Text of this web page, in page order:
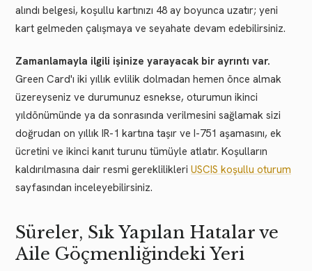
alındı belgesi, koşullu kartınızı 48 ay boyunca uzatır; yeni
kart gelmeden çalışmaya ve seyahate devam edebilirsiniz.
Zamanlamayla ilgili işinize yarayacak bir ayrıntı var.
Green Card'ı iki yıllık evlilik dolmadan hemen önce almak
üzereyseniz ve durumunuz esnekse, oturumun ikinci
yıldönümünde ya da sonrasında verilmesini sağlamak sizi
doğrudan on yıllık IR-1 kartına taşır ve I-751 aşamasını, ek
ücretini ve ikinci kanıt turunu tümüyle atlatır. Koşulların
kaldırılmasına dair resmi gereklilikleri USCIS koşullu oturum
sayfasından inceleyebilirsiniz.
Süreler, Sık Yapılan Hatalar ve
Aile Göçmenliğindeki Yeri